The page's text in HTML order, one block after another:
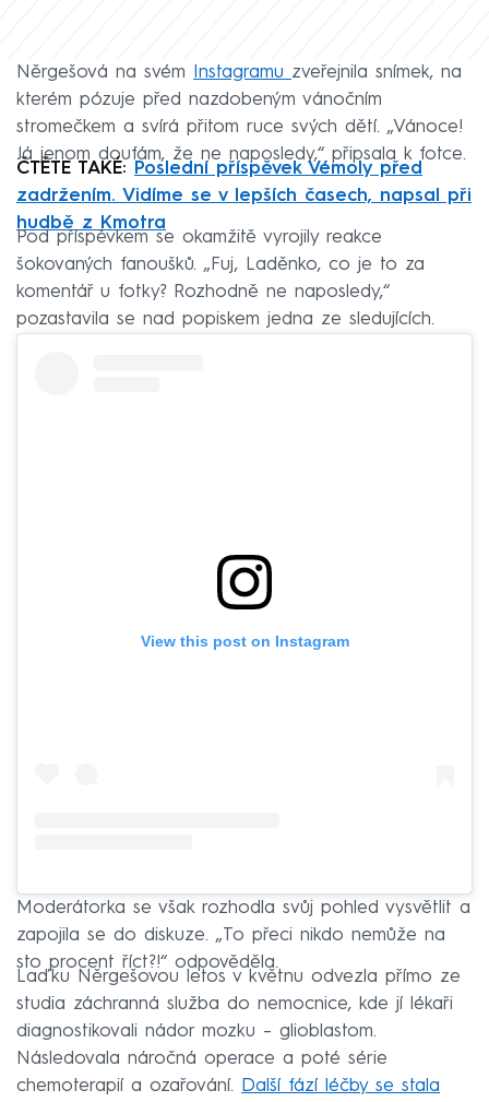
Něrgešová na svém Instagramu zveřejnila snímek, na
kterém pózuje před nazdobeným vánočním
stromečkem a svírá přitom ruce svých dětí. „Vánoce!
Já jenom doufám, že ne naposledy,“ připsala k fotce.
ČTĚTE TAKÉ: Poslední příspěvek Vémoly před
zadržením. Vidíme se v lepších časech, napsal při
hudbě z Kmotra
Pod příspěvkem se okamžitě vyrojily reakce
šokovaných fanoušků. „Fuj, Laděnko, co je to za
komentář u fotky? Rozhodně ne naposledy,“
pozastavila se nad popiskem jedna ze sledujících.
View this post on Instagram
Moderátorka se však rozhodla svůj pohled vysvětlit a
zapojila se do diskuze. „To přeci nikdo nemůže na
sto procent říct?!“ odpověděla.
Laďku Něrgešovou letos v květnu odvezla přímo ze
studia záchranná služba do nemocnice, kde jí lékaři
diagnostikovali nádor mozku – glioblastom.
Následovala náročná operace a poté série
chemoterapií a ozařování. Další fází léčby se stala